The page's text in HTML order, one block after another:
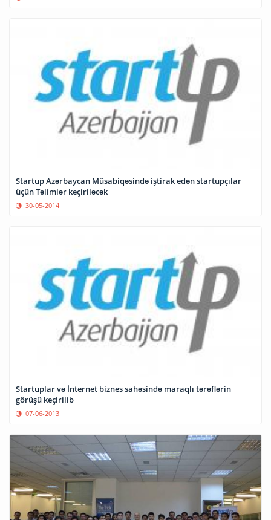
Startup Azərbaycan Müsabiqəsində iştirak edən startupçılar
üçün Təlimlər keçiriləcək
30-05-2014
Startuplar və İnternet biznes sahəsində maraqlı tərəflərin
görüşü keçirilib
07-06-2013